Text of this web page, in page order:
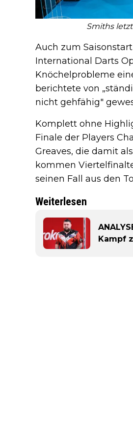
Smiths
Auch zum
International Darts
Knöchelprobleme
berichtete von
nicht gehfähig"
Komplett ohne
Finale der Players
Greaves, die damit
kommen
seinen Fall aus den
Weiterlesen
Kampf